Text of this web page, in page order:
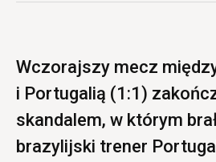
Wczorajszy mecz
i Portugalią (1:1)
skandalem, w którym
brazylijski trener